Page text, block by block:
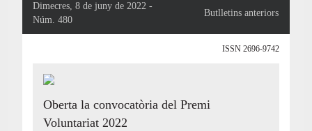
Dimecres, 8 de juny de 2022 -
Núm. 480
Butlletins anteriors
ISSN 2696-9742
Oberta la convocatòria del Premi
Voluntariat 2022